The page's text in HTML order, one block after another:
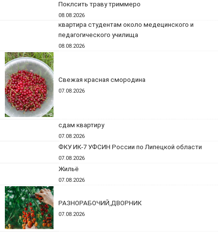
Поклсить траву триммеро
08.08.2026
квартира студентам около медецинского и
педагогического училища
08.08.2026
Свежая красная смородина
07.08.2026
сдам квартиру
07.08.2026
ФКУ ИК-7 УФСИН России по Липецкой области
07.08.2026
Жильё
07.08.2026
РАЗНОРАБОЧИЙ,ДВОРНИК
07.08.2026